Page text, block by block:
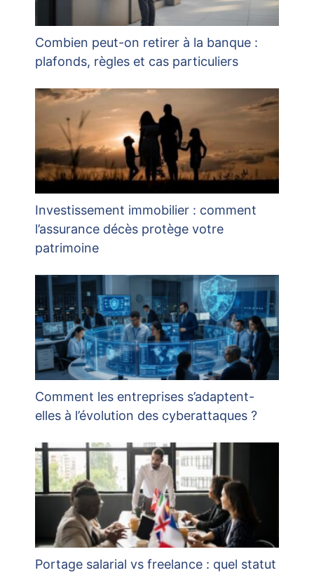
Combien peut-on retirer à la banque :
plafonds, règles et cas particuliers
Investissement immobilier : comment
l’assurance décès protège votre
patrimoine
Comment les entreprises s’adaptent-
elles à l’évolution des cyberattaques ?
Portage salarial vs freelance : quel statut